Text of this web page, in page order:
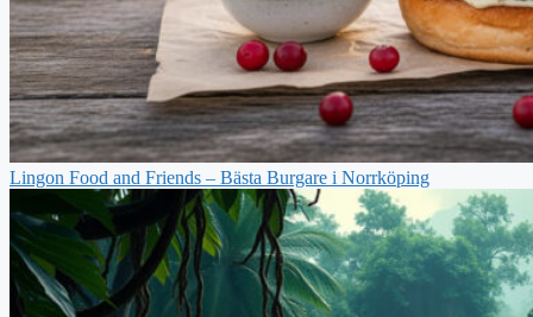
Lingon Food and Friends – Bästa Burgare i Norrköping